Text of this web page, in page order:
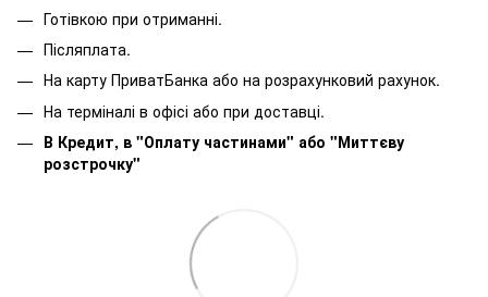
Готівкою при отриманні.
Післяплата.
На карту ПриватБанка або на розрахунковий рахунок.
На терміналі в офісі або при доставці.
В Кредит, в "Оплату частинами" або "Миттєву
розстрочку"